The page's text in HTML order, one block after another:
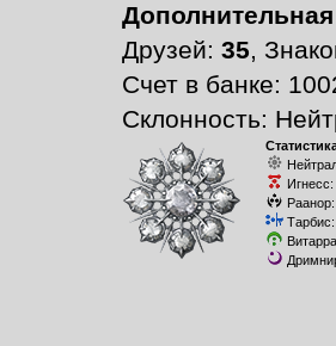
Друзей: 35,
Счет в банке:
Склонность:
Игнесс:
Раанор:
Тарбис: